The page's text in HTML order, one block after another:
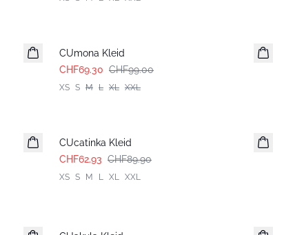
CUmona Kleid
CHF69.30 CHF99.00
XS S M L XL XXL
CUcatinka Kleid
CHF62.93 CHF89.90
XS S M L XL XXL